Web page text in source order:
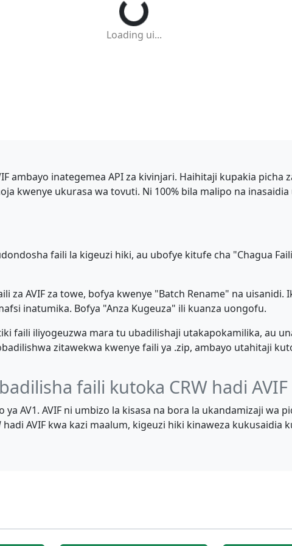
Loading ui...
ambayo inategemea API za kivinjari. Haihitaji kupakia picha
kwenye ukurasa wa tovuti. Ni 100% bila malipo na
faili la kigeuzi hiki, au ubofye kitufe cha "Chagua
za AVIF za towe, bofya kwenye "Batch Rename" na uisanidi.
inatumika. Bofya "Anza Kugeuza" ili kuanza uongofu.
faili iliyogeuzwa mara tu ubadilishaji utakapokamilika, au
zitawekwa kwenye faili ya .zip, ambayo utahitaji
faili kutoka CRW hadi AVIF
AV1. AVIF ni umbizo la kisasa na bora la ukandamizaji
AVIF kwa kazi maalum, kigeuzi hiki kinaweza kukusaidia